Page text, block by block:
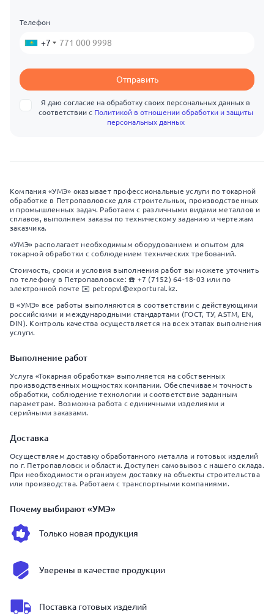
Телефон
+7
Отправить
Я даю согласие на обработку своих персональных данных в
соответствии с Политикой в отношении обработки и защиты
персональных данных
Компания «УМЭ» оказывает профессиональные услуги по токарной
обработке в Петропавловске для строительных, производственных
и промышленных задач. Работаем с различными видами металлов и
сплавов, выполняем заказы по техническому заданию и чертежам
заказчика.
«УМЭ» располагает необходимым оборудованием и опытом для
токарной обработки с соблюдением технических требований.
Стоимость, сроки и условия выполнения работ вы можете уточнить
по телефону в Петропавловске: ☎️ +7 (7152) 64-18-03 или по
электронной почте ✉️ petropvl@exportural.kz.
В «УМЭ» все работы выполняются в соответствии с действующими
российскими и международными стандартами (ГОСТ, ТУ, ASTM, EN,
DIN). Контроль качества осуществляется на всех этапах выполнения
услуги.
Выполнение работ
Услуга «Токарная обработка» выполняется на собственных
производственных мощностях компании. Обеспечиваем точность
обработки, соблюдение технологии и соответствие заданным
параметрам. Возможна работа с единичными изделиями и
серийными заказами.
Доставка
Осуществляем доставку обработанного металла и готовых изделий
по г. Петропавловск и области. Доступен самовывоз с нашего склада.
При необходимости организуем доставку на объекты строительства
или производства. Работаем с транспортными компаниями.
Почему выбирают «УМЭ»
Только новая продукция
Уверены в качестве продукции
Поставка готовых изделий